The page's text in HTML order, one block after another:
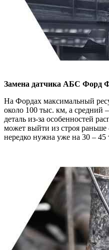
Замена датчика АБС Форд
На Фордах максимальный
около 100 тыс. км, а средний
деталь из-за особенностей
может выйти из строя
нередко нужна уже на 30 – 45